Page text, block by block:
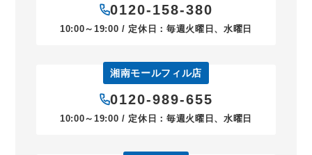
0120-158-380
10:00～19:00 / 定休日：毎週火曜日、水曜日
湘南モールフィル店
0120-989-655
10:00～19:00 / 定休日：毎週火曜日、水曜日